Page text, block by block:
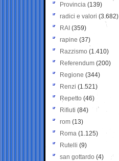
Provincia (139)
radici e valori (3.682)
RAI (359)
rapine (37)
Razzismo (1.410)
Referendum (200)
Regione (344)
Renzi (1.521)
Repetto (46)
Rifiuti (84)
rom (13)
Roma (1.125)
Rutelli (9)
san gottardo (4)